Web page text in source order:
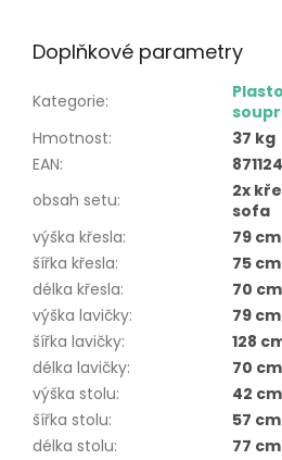
Doplňkové parametry
Kategorie:
Hmotnost:
37 kg
EAN:
obsah setu:
2x
sofa
výška křesla:
79 cm
šířka křesla:
75 cm
délka křesla:
70 cm
výška lavičky:
79 cm
šířka lavičky:
128
délka lavičky:
70 cm
výška stolu:
42 cm
šířka stolu:
57 cm
délka stolu:
77 cm